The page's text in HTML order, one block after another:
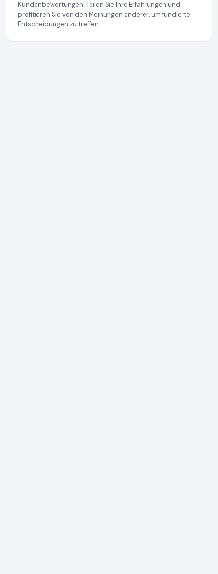
Kundenbewertungen. Teilen Sie Ihre Erfahrungen und
profitieren Sie von den Meinungen anderer, um fundierte
Entscheidungen zu treffen.